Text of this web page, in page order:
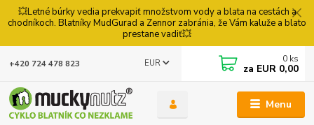
💥Letné búrky vedia prekvapiť množstvom vody a blata na cestách a
chodníkoch. Blatníky MudGurad a Zennor zabránia, že Vám kaluže a blato
prestane vadiť💥
Menu
EUR
+420 724 478 823 0 ks
za EUR 0,00